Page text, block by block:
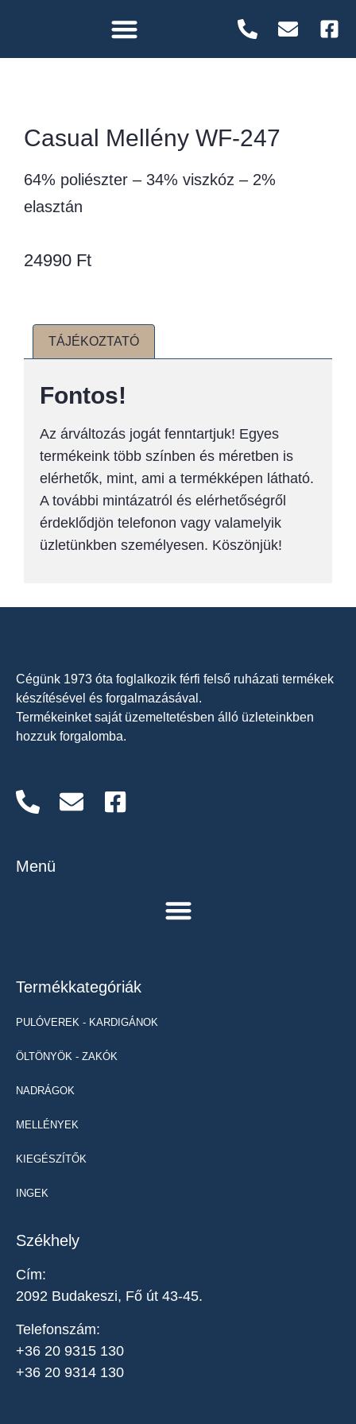
Casual Mellény WF-247
64% poliészter – 34% viszkóz – 2%
elasztán
24990 Ft
TÁJÉKOZTATÓ
Fontos!
Az árváltozás jogát fenntartjuk! Egyes
termékeink több színben és méretben is
elérhetők, mint, ami a termékképen látható.
A további mintázatról és elérhetőségről
érdeklődjön telefonon vagy valamelyik
üzletünkben személyesen. Köszönjük!
Cégünk 1973 óta foglalkozik férfi felső ruházati termékek
készítésével és forgalmazásával.
Termékeinket saját üzemeltetésben álló üzleteinkben
hozzuk forgalomba.
Menü
Termékkategóriák
PULÓVEREK - KARDIGÁNOK
ÖLTÖNYÖK - ZAKÓK
NADRÁGOK
MELLÉNYEK
KIEGÉSZÍTŐK
INGEK
Székhely
Cím:
2092 Budakeszi, Fő út 43-45.
Telefonszám:
+36 20 9315 130
+36 20 9314 130